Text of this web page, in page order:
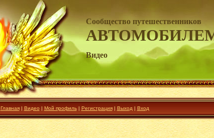
Сообщество путешественников
Видео
Главная| Видео| Мой профиль| Регистрация| Выход | Вход